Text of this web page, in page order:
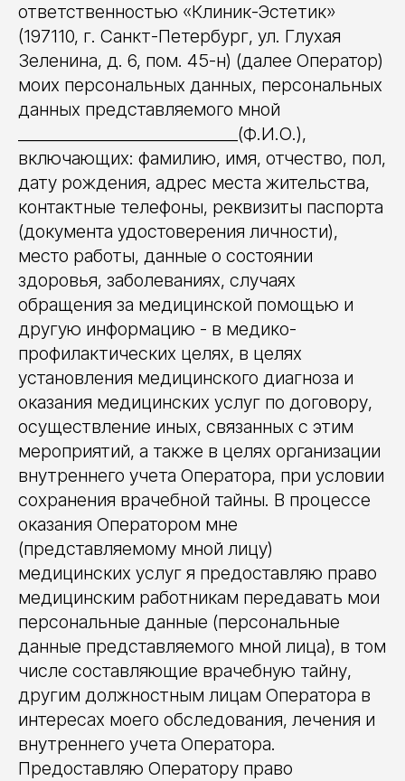
ответственностью «Клиник-Эстетик»
(197110, г. Санкт-Петербург, ул. Глухая
Зеленина, д. 6, пом. 45-н) (далее Оператор)
моих персональных данных, персональных
данных представляемого мной
___________________________(Ф.И.О.),
включающих: фамилию, имя, отчество, пол,
дату рождения, адрес места жительства,
контактные телефоны, реквизиты паспорта
(документа удостоверения личности),
место работы, данные о состоянии
здоровья, заболеваниях, случаях
обращения за медицинской помощью и
другую информацию - в медико-
профилактических целях, в целях
установления медицинского диагноза и
оказания медицинских услуг по договору,
осуществление иных, связанных с этим
мероприятий, а также в целях организации
внутреннего учета Оператора, при условии
сохранения врачебной тайны. В процессе
оказания Оператором мне
(представляемому мной лицу)
медицинских услуг я предоставляю право
медицинским работникам передавать мои
персональные данные (персональные
данные представляемого мной лица), в том
числе составляющие врачебную тайну,
другим должностным лицам Оператора в
интересах моего обследования, лечения и
внутреннего учета Оператора.
Предоставляю Оператору право